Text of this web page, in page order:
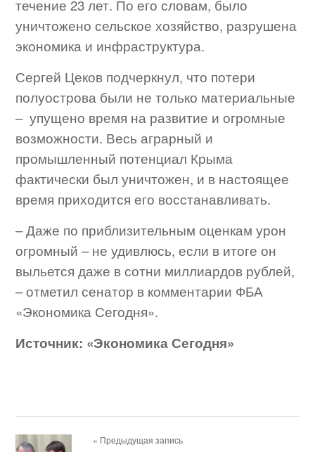
течение 23 лет. По его словам, было
уничтожено сельское хозяйство, разрушена
экономика и инфраструктура.
Сергей Цеков подчеркнул, что потери
полуострова были не только материальные
– упущено время на развитие и огромные
возможности. Весь аграрный и
промышленный потенциал Крыма
фактически был уничтожен, и в настоящее
время приходится его восстанавливать.
– Даже по приблизительным оценкам урон
огромный – не удивлюсь, если в итоге он
выльется даже в сотни миллиардов рублей,
– отметил сенатор в комментарии ФБА
«Экономика Сегодня».
Источник: «Экономика Сегодня»
« Предыдущая запись